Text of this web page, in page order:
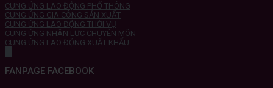
CUNG ỨNG LAO ĐỘNG PHỔ THÔNG
CUNG ỨNG GIA CÔNG SẢN XUẤT
CUNG ỨNG LAO ĐỘNG THỜI VỤ
CUNG ỨNG NHÂN LỰC CHUYÊN MÔN
CUNG ỨNG LAO ĐỘNG XUẤT KHẨU
FANPAGE FACEBOOK